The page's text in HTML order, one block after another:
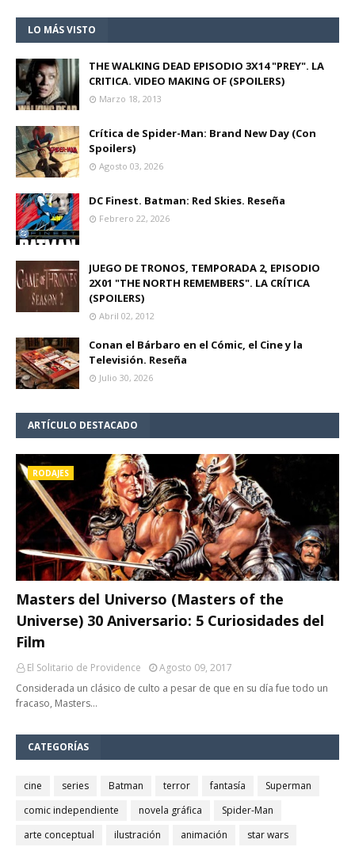
LO MÁS VISTO
THE WALKING DEAD EPISODIO 3X14 "PREY". LA
CRITICA. VIDEO MAKING OF (SPOILERS)
Marzo 18, 2013
Crítica de Spider-Man: Brand New Day (Con
Spoilers)
Agosto 03, 2026
DC Finest. Batman: Red Skies. Reseña
Febrero 22, 2026
JUEGO DE TRONOS, TEMPORADA 2, EPISODIO
2X01 "THE NORTH REMEMBERS". LA CRÍTICA
(SPOILERS)
Abril 02, 2012
Conan el Bárbaro en el Cómic, el Cine y la
Televisión. Reseña
Julio 30, 2026
ARTÍCULO DESTACADO
RODAJES
Masters del Universo (Masters of the
Universe) 30 Aniversario: 5 Curiosidades del
Film
El Solitario de Providence
Agosto 09, 2017
Considerada un clásico de culto a pesar de que en su día fue todo un
fracaso, Masters…
CATEGORÍAS
cine series Batman terror fantasía
Superman
comic independiente
novela gráfica
Spider-Man
arte conceptual
ilustración animación
star wars